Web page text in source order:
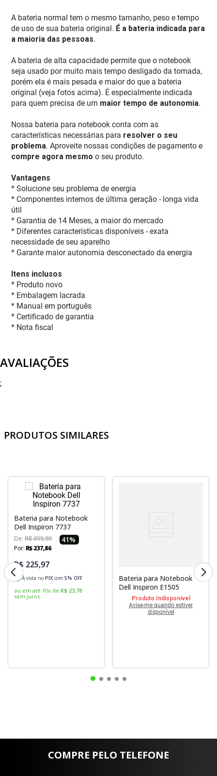
A bateria normal tem o mesmo tamanho, peso e tempo
de uso de sua bateria original. É a bateria indicada para
a maioria das pessoas.
A bateria de alta capacidade permite que o notebook
seja usado por muito mais tempo desligado da tomada,
porém ela é mais pesada e maior do que a bateria
original (veja fotos acima). É especialmente indicada
para quem precisa de um maior tempo de autonomia.
Nossa bateria para notebook conta com as
características necessárias para resolver o seu
problema. Aproveite nossas condições de pagamento e
compre agora mesmo o seu produto.
Vantagens
* Solucione seu problema de energia
* Componentes internos de última geração - longa vida
útil
* Garantia de 14 Meses, a maior do mercado
* Diferentes características disponíveis - exata
necessidade de seu aparelho
* Garante maior autonomia desconectado da energia
Itens inclusos
* Produto novo
* Embalagem lacrada
* Manual em português
* Certificado de garantia
* Nota fiscal
AVALIAÇÕES
;
PRODUTOS SIMILARES
Bateria para Notebook
Dell Inspiron 7737
De: R$ 399,90 41%
Por: R$237,86
R$ 225,97
À vista no PIX com 5% OFF
ou em até 10x de R$ 23,78
sem juros
Bateria para Notebook
Dell Inspiron E1505
Produto Indisponível
Avise-me quando estiver
disponível
COMPRE PELO TELEFONE